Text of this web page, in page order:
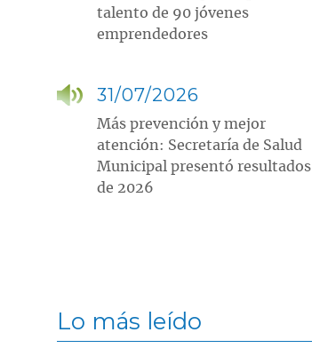
talento de 90 jóvenes
emprendedores
31/07/2026
Más prevención y mejor
atención: Secretaría de Salud
Municipal presentó resultados
de 2026
Lo más leído